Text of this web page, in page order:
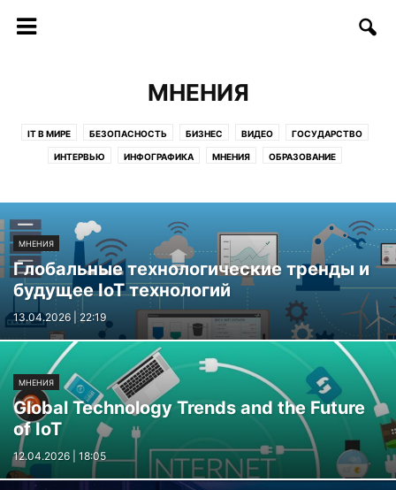
МНЕНИЯ
IT В МИРЕ БЕЗОПАСНОСТЬ БИЗНЕС ВИДЕО ГОСУДАРСТВО
ИНТЕРВЬЮ ИНФОГРАФИКА МНЕНИЯ ОБРАЗОВАНИЕ
ТЕЛЕКОММУНИКАЦИИ ТЕХНОЛОГИИ ФИНАНСЫ ФОТО
ЦИФРЫ И ФАКТЫ
МНЕНИЯ
Глобальные технологические тренды и
будущее IoT технологий
13.04.2026 | 22:19
МНЕНИЯ
Global Technology Trends and the Future
of IoT
12.04.2026 | 18:05